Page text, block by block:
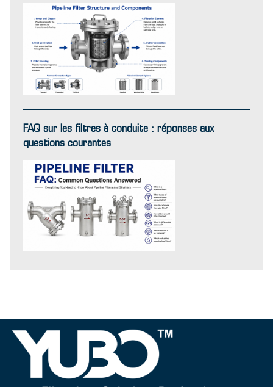
FAQ sur les filtres à conduite : réponses aux
questions courantes